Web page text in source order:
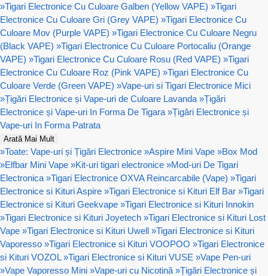
»Tigari Electronice Cu Culoare Galben (Yellow VAPE) »Tigari
Electronice Cu Culoare Gri (Grey VAPE) »Tigari Electronice Cu
Culoare Mov (Purple VAPE) »Tigari Electronice Cu Culoare Negru
(Black VAPE) »Tigari Electronice Cu Culoare Portocaliu (Orange
VAPE) »Tigari Electronice Cu Culoare Rosu (Red VAPE) »Tigari
Electronice Cu Culoare Roz (Pink VAPE) »Tigari Electronice Cu
Culoare Verde (Green VAPE) »Vape-uri si Tigari Electronice Mici
»Țigări Electronice și Vape-uri de Culoare Lavanda »Țigări
Electronice și Vape-uri In Forma De Tigara »Țigări Electronice și
Vape-uri In Forma Patrata
Arată Mai Mult
»Toate: Vape-uri și Țigări Electronice »Aspire Mini Vape »Box Mod
»Elfbar Mini Vape »Kit-uri tigari electronice »Mod-uri De Tigari
Electronica »Tigari Electronice OXVA Reincarcabile (Vape) »Tigari
Electronice si Kituri Aspire »Tigari Electronice si Kituri Elf Bar »Tigari
Electronice si Kituri Geekvape »Tigari Electronice si Kituri Innokin
»Tigari Electronice si Kituri Joyetech »Tigari Electronice si Kituri Lost
Vape »Tigari Electronice si Kituri Uwell »Tigari Electronice si Kituri
Vaporesso »Tigari Electronice si Kituri VOOPOO »Tigari Electronice
si Kituri VOZOL »Tigari Electronice si Kituri VUSE »Vape Pen-uri
»Vape Vaporesso Mini »Vape-uri cu Nicotină »Țigări Electronice și